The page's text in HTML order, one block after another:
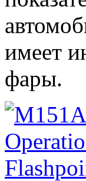
имеет
фары.